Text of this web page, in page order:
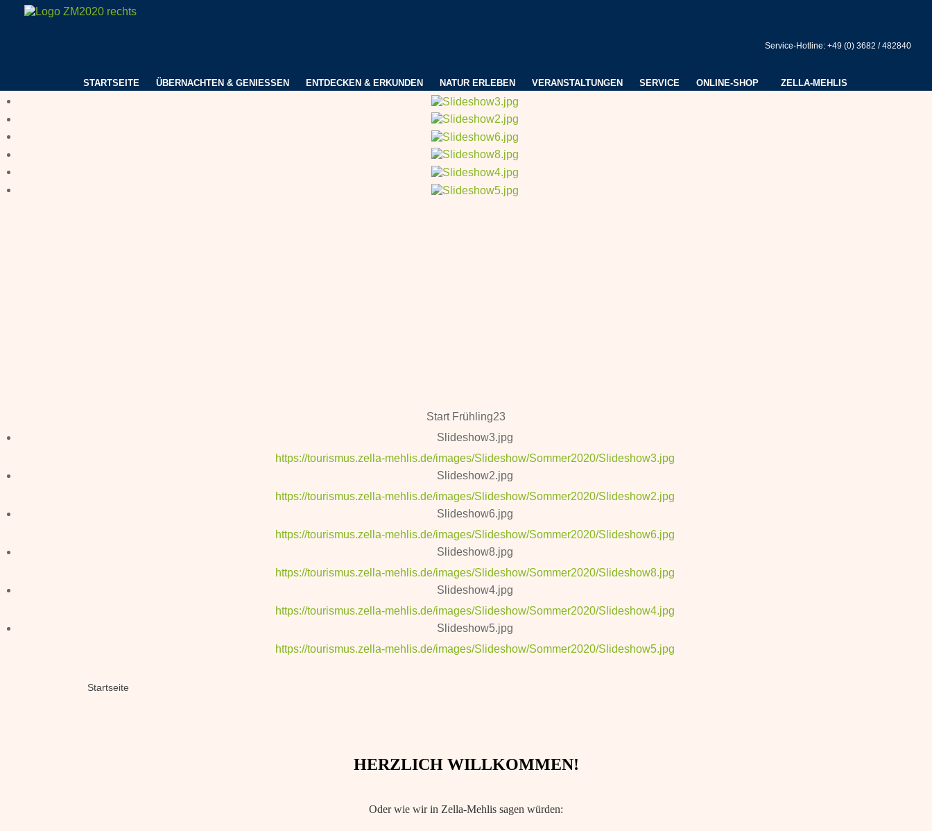
Service-Hotline: +49 (0) 3682 / 482840
STARTSEITE ÜBERNACHTEN & GENIESSEN ENTDECKEN & ERKUNDEN NATUR ERLEBEN VERANSTALTUNGEN SERVICE ONLINE-SHOP ZELLA-MEHLIS
Start Frühling23
Slideshow3.jpg
https://tourismus.zella-mehlis.de/images/Slideshow/Sommer2020/Slideshow3.jpg
Slideshow2.jpg
https://tourismus.zella-mehlis.de/images/Slideshow/Sommer2020/Slideshow2.jpg
Slideshow6.jpg
https://tourismus.zella-mehlis.de/images/Slideshow/Sommer2020/Slideshow6.jpg
Slideshow8.jpg
https://tourismus.zella-mehlis.de/images/Slideshow/Sommer2020/Slideshow8.jpg
Slideshow4.jpg
https://tourismus.zella-mehlis.de/images/Slideshow/Sommer2020/Slideshow4.jpg
Slideshow5.jpg
https://tourismus.zella-mehlis.de/images/Slideshow/Sommer2020/Slideshow5.jpg
Startseite
HERZLICH WILLKOMMEN!
Oder wie wir in Zella‐Mehlis sagen würden: